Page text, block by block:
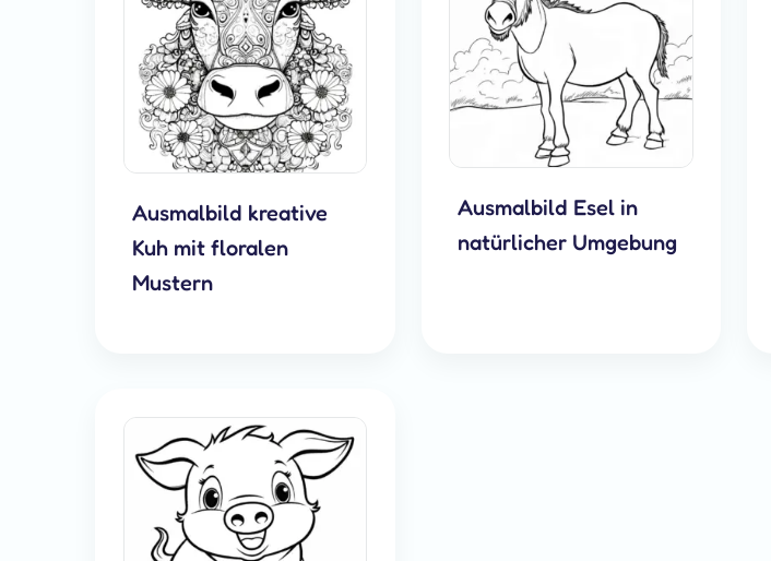
Ausmalbild kreative
Kuh mit floralen
Mustern
Ausmalbild Esel in
natürlicher Umgebung